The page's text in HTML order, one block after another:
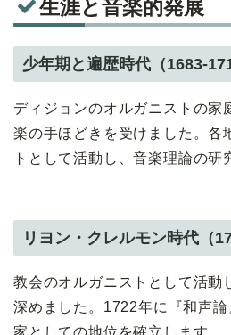
生涯と音楽的発展
少年期と遍歴時代（1683-
ディジョンのオルガニストの家
楽の手ほどきを受けました。各
トとして活動し、音楽理論の研
リヨン・クレルモン時代（
教会のオルガニストとして活動
深めました。1722年に『和声
家としての地位を確立します。